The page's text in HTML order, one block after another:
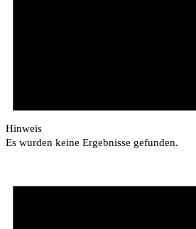
Hinweis
Es wurden keine Ergebnisse gefunden.